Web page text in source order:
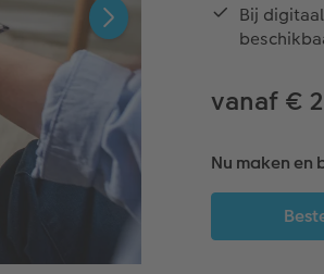
Bij
vanaf €
Nu maken en